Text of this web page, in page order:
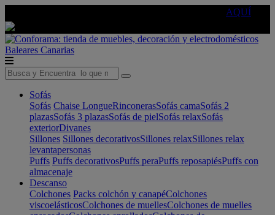
AQUÍ
Baleares Canarias
Sofás
Sofás Chaise LongueRinconerasSofás camaSofás 2
plazasSofás 3 plazasSofás de pielSofás relaxSofás
exteriorDivanes
Sillones Sillones decorativosSillones relaxSillones relax
levantapersonas
Puffs Puffs decorativosPuffs peraPuffs reposapiésPuffs con
almacenaje
Descanso
Colchones Packs colchón y canapéColchones
viscoelásticosColchones de muellesColchones de muelles